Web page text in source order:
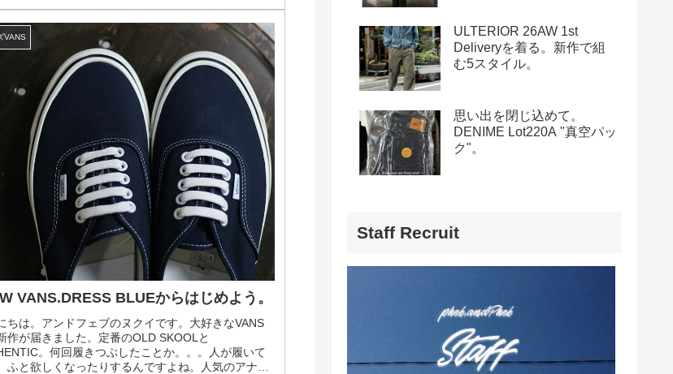
VANS
VANS.DRESS BLUEからはじめよう。
ちは。アンドフェブのヌクイです。大好きなVANS
作が届きました。定番のOLD SKOOLと
。何回履きつぶしたことか。。。人が履いて
ふと欲しくなったりするんですよね。人気のアナハ
ULTERIOR 26AW 1st
Deliveryを着る。新作で組
む5スタイル。
思い出を閉じ込めて。
DENIME Lot220A "真空パッ
ク"。
Staff Recruit